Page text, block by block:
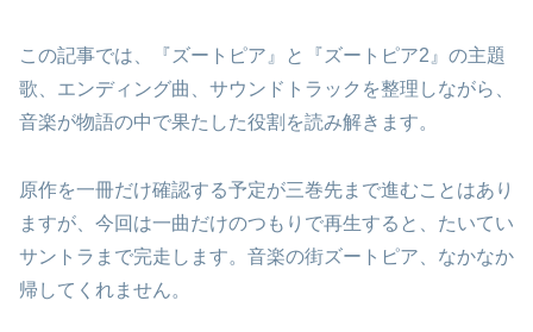
この記事では、『ズートピア』と『ズートピア2』の主題
歌、エンディング曲、サウンドトラックを整理しながら、
音楽が物語の中で果たした役割を読み解きます。
原作を一冊だけ確認する予定が三巻先まで進むことはあり
ますが、今回は一曲だけのつもりで再生すると、たいてい
サントラまで完走します。音楽の街ズートピア、なかなか
帰してくれません。